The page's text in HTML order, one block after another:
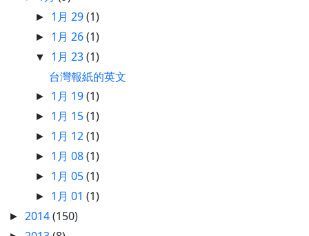
► 1月 29(1)
► 1月 26(1)
▼ 1月 23(1)
台灣報紙的英文
► 1月 19(1)
► 1月 15(1)
► 1月 12(1)
► 1月 08(1)
► 1月 05(1)
► 1月 01(1)
► 2014(150)